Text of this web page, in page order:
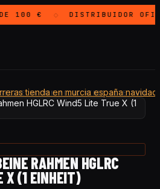
100 € ◇ DISTRIBUIDOR
RAHMEN HGLRC WIND5 LITE TRUE…
RAHMEN HGLRC
X (1 EINHEIT)